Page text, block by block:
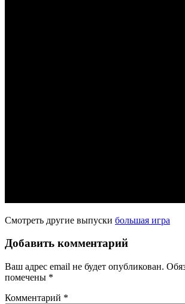
Смотреть другие выпуски большая игра
Добавить комментарий
Ваш адрес email не будет опубликован.
помечены *
Комментарий *